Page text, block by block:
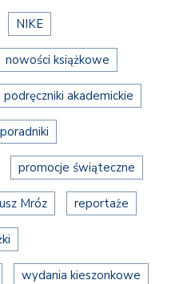
NIKE
nowości książkowe
podręczniki akademickie
poradniki
promocje świąteczne
Mróz reportaże
wydania kieszonkowe